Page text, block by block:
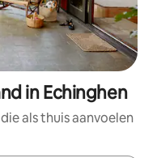
in Echinghen
als thuis aanvoelen